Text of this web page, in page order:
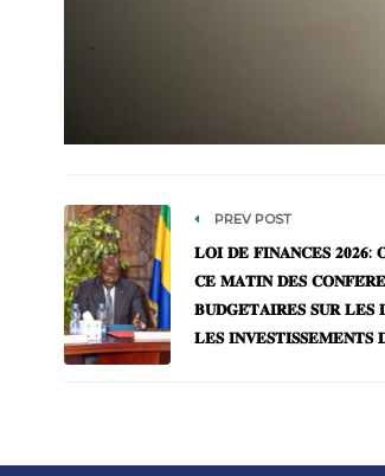
PREV POST
𝐋𝐎𝐈 𝐃𝐄 𝐅𝐈𝐍𝐀𝐍𝐂𝐄𝐒
𝐂𝐄 𝐌𝐀𝐓𝐈𝐍 𝐃𝐄𝐒
𝐁𝐔𝐃𝐆𝐄́𝐓𝐀𝐈𝐑𝐄𝐒 𝐒𝐔𝐑 𝐋𝐄𝐒
𝐋𝐄𝐒 𝐈𝐍𝐕𝐄𝐒𝐓𝐈𝐒𝐒𝐄𝐌𝐄𝐍𝐓𝐒